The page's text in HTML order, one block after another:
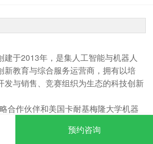
建于2013年，是集人工智能与机器人
新教育与综合服务运营商，拥有以培
发与销售、竞赛组织为生态的科技创新
合作伙伴和美国卡耐基梅隆大学机器
学有所长、学有所用”的理念，将国际
预约咨询